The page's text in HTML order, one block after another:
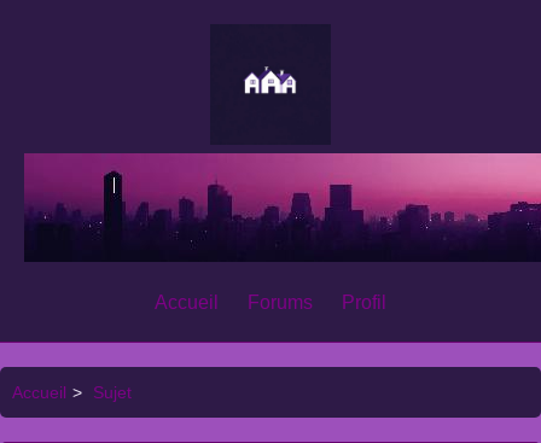
Accueil Forums Profil
Accueil > Sujet